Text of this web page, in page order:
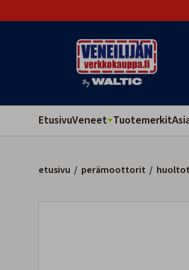
EtusivuVeneet Tuotemerkit
etusivu / perämoottorit /